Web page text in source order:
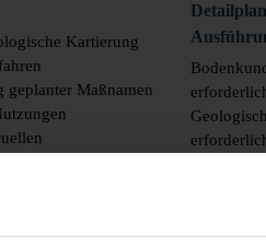
Kartierung
geplanter Maßnamen